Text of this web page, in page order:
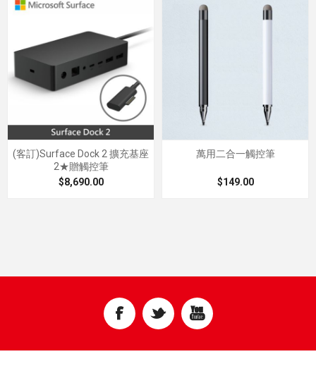
(客訂)Surface Dock 2 擴充基座
2★贈觸控筆
$8,690.00
萬用二合一觸控筆
$149.00